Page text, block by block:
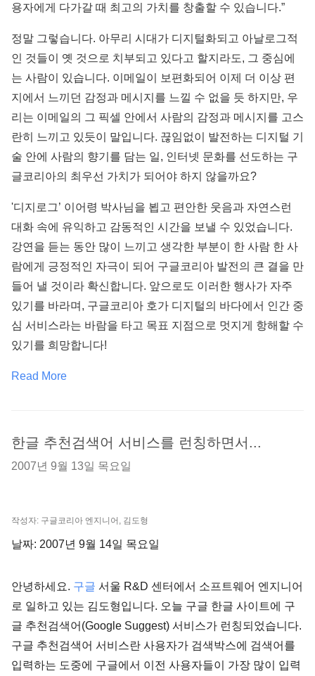
용자에게 다가갈 때 최고의 가치를 창출할 수 있습니다.”
정말 그렇습니다. 아무리 시대가 디지털화되고 아날로그적
인 것들이 옛 것으로 치부되고 있다고 할지라도, 그 중심에
는 사람이 있습니다. 이메일이 보편화되어 이제 더 이상 편
지에서 느끼던 감정과 메시지를 느낄 수 없을 듯 하지만, 우
리는 이메일의 그 픽셀 안에서 사람의 감정과 메시지를 고스
란히 느끼고 있듯이 말입니다. 끊임없이 발전하는 디지털 기
술 안에 사람의 향기를 담는 일, 인터넷 문화를 선도하는 구
글코리아의 최우선 가치가 되어야 하지 않을까요?
'디지로그’ 이어령 박사님을 뵙고 편안한 웃음과 자연스런
대화 속에 유익하고 감동적인 시간을 보낼 수 있었습니다.
강연을 듣는 동안 많이 느끼고 생각한 부분이 한 사람 한 사
람에게 긍정적인 자극이 되어 구글코리아 발전의 큰 결을 만
들어 낼 것이라 확신합니다. 앞으로도 이러한 행사가 자주
있기를 바라며, 구글코리아 호가 디지털의 바다에서 인간 중
심 서비스라는 바람을 타고 목표 지점으로 멋지게 항해할 수
있기를 희망합니다!
Read More
한글 추천검색어 서비스를 런칭하면서...
2007년 9월 13일 목요일
작성자: 구글코리아 엔지니어, 김도형
날짜: 2007년 9월 14일 목요일
안녕하세요. 구글 서울 R&D 센터에서 소프트웨어 엔지니어
로 일하고 있는 김도형입니다. 오늘 구글 한글 사이트에 구
글 추천검색어(Google Suggest) 서비스가 런칭되었습니다.
구글 추천검색어 서비스란 사용자가 검색박스에 검색어를
입력하는 도중에 구글에서 이전 사용자들이 가장 많이 입력